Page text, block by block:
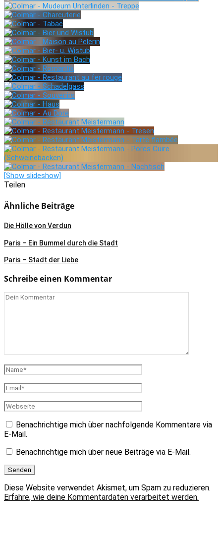
[Show slideshow]
Teilen
Ähnliche Beiträge
Die Hölle von Verdun
Paris – Ein Bummel durch die Stadt
Paris – Stadt der Liebe
Schreibe einen Kommentar
Benachrichtige mich über nachfolgende Kommentare via
E-Mail.
Benachrichtige mich über neue Beiträge via E-Mail.
Diese Website verwendet Akismet, um Spam zu reduzieren.
Erfahre, wie deine Kommentardaten verarbeitet werden.